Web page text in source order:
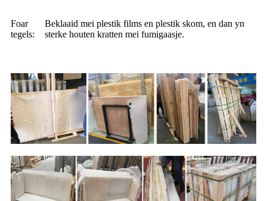
Foar
tegels:
Beklaaid mei plestik films en plestik skom, en dan yn
sterke houten kratten mei fumigaasje.